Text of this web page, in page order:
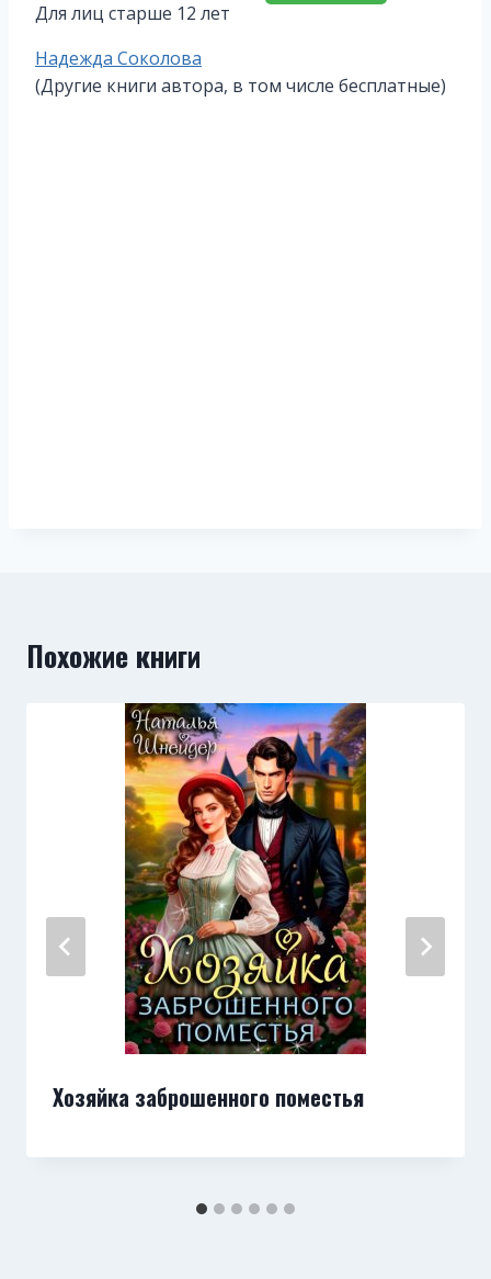
Для лиц старше 12 лет
Метки
записи:
Надежда Соколова
(Другие книги автора, в том числе бесплатные)
Похожие книги
Хозяйка заброшенного поместья